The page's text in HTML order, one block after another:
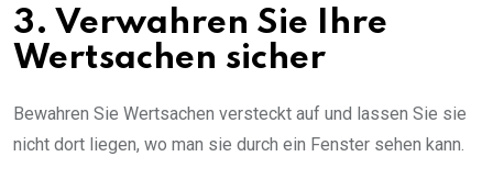
3. Verwahren Sie Ihre
Wertsachen sicher
Bewahren Sie Wertsachen versteckt auf und lassen Sie sie
nicht dort liegen, wo man sie durch ein Fenster sehen kann.